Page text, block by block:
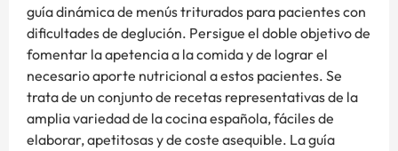
guía dinámica de menús triturados para pacientes con
dificultades de deglución. Persigue el doble objetivo de
fomentar la apetencia a la comida y de lograr el
necesario aporte nutricional a estos pacientes. Se
trata de un conjunto de recetas representativas de la
amplia variedad de la cocina española, fáciles de
elaborar, apetitosas y de coste asequible. La guía